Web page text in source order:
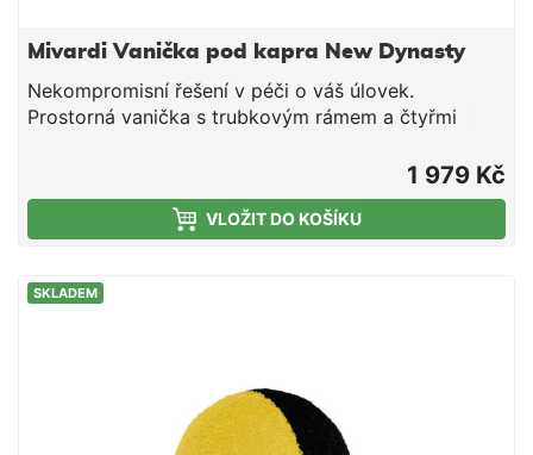
Mivardi Vanička pod kapra New Dynasty
Nekompromisní řešení v péči o váš úlovek.
Prostorná vanička s trubkovým rámem a čtyřmi
úlovku i ve členitém terénu a jeho odháčkování a
ošetření. Důmyslně řešené víko umožňuje rychlé
uzavření vaničky a napomáhá zklidnění ryby
otvory na obou čelech. Vanička je doplněna
1 979 Kč
VLOŽIT DO KOŠÍKU
SKLADEM